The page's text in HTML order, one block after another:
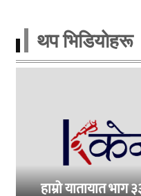
थप भिडियाेहरू
हाम्रो यातायात